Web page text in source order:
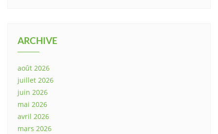
ARCHIVE
août 2026
juillet 2026
juin 2026
mai 2026
avril 2026
mars 2026